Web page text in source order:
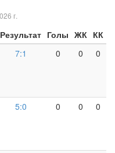
г.
Результат Голы ЖК КК
7:1 0 0 0
5:0 0 0 0